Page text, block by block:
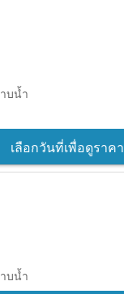
บน้ำ
เลือกวันที่เพื่อดูราคา
บน้ำ